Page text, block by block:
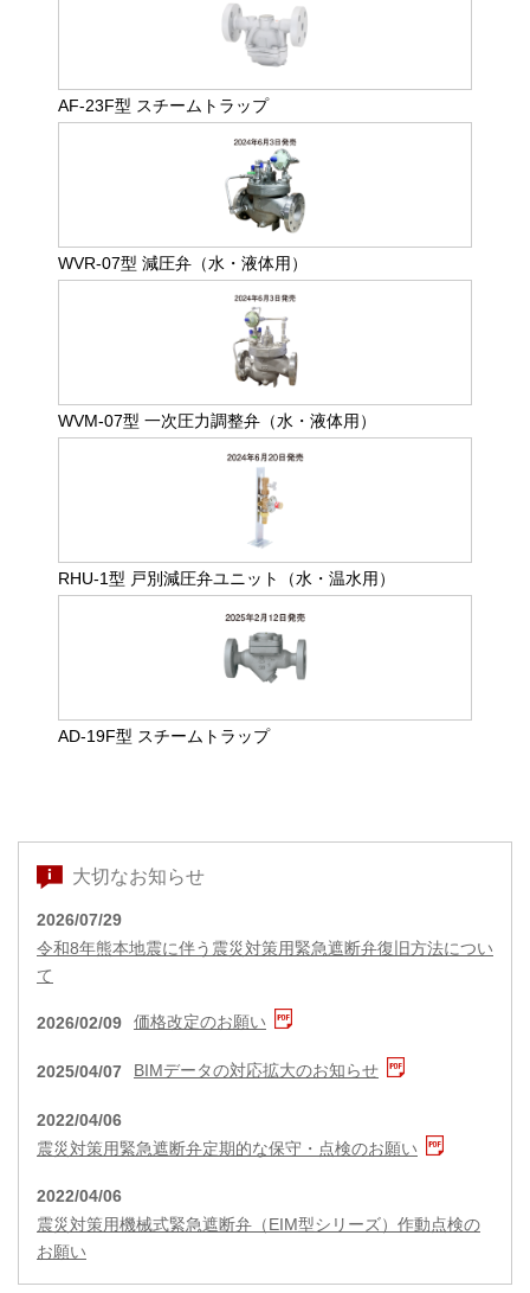
AF-23F型 スチームトラップ
WVR-07型 減圧弁（水・液体用）
WVM-07型 一次圧力調整弁（水・液体用）
RHU-1型 戸別減圧弁ユニット（水・温水用）
AD-19F型 スチームトラップ
大切なお知らせ
2026/07/29
令和8年熊本地震に伴う震災対策用緊急遮断弁復旧方法につい
て
2026/02/09 価格改定のお願い
2025/04/07 BIMデータの対応拡大のお知らせ
2022/04/06
震災対策用緊急遮断弁定期的な保守・点検のお願い
2022/04/06
震災対策用機械式緊急遮断弁（EIM型シリーズ）作動点検の
お願い